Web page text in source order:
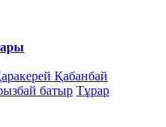
Қабанбай
батыр Тұрар